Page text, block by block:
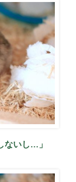
ないし…」